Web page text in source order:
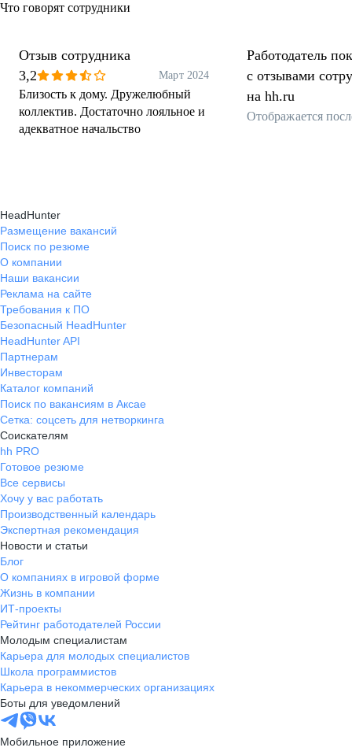
Что говорят сотрудники
Отзыв сотрудника
3,2
Март 2024
Близость к дому. Дружелюбный
коллектив. Достаточно лояльное и
адекватное начальство
Работодатель
с отзывами
на hh.ru
Отображается
HeadHunter
Размещение вакансий
Поиск по резюме
О компании
Наши вакансии
Реклама на сайте
Требования к ПО
Безопасный HeadHunter
HeadHunter API
Партнерам
Инвесторам
Каталог компаний
Поиск по вакансиям в Аксае
Сетка: соцсеть для нетворкинга
Соискателям
hh PRO
Готовое резюме
Все сервисы
Хочу у вас работать
Производственный календарь
Экспертная рекомендация
Новости и статьи
Блог
О компаниях в игровой форме
Жизнь в компании
ИТ-проекты
Рейтинг работодателей России
Молодым специалистам
Карьера для молодых специалистов
Школа программистов
Карьера в некоммерческих организациях
Боты для уведомлений
Мобильное приложение